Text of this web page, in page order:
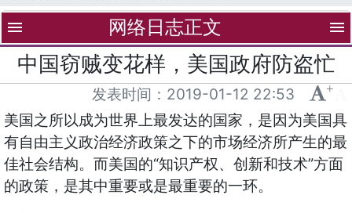
menu 网络日志正文 menu
中国窃贼变花样，美国政府防盗忙
发表时间： 2019-01-12 22:53 +
美国之所以成为世界上最发达的国家，是因为美国具
有自由主义政治经济政策之下的市场经济所产生的最
佳社会结构。而美国的“知识产权、创新和技术”方面
的政策，是其中重要或是最重要的一环。